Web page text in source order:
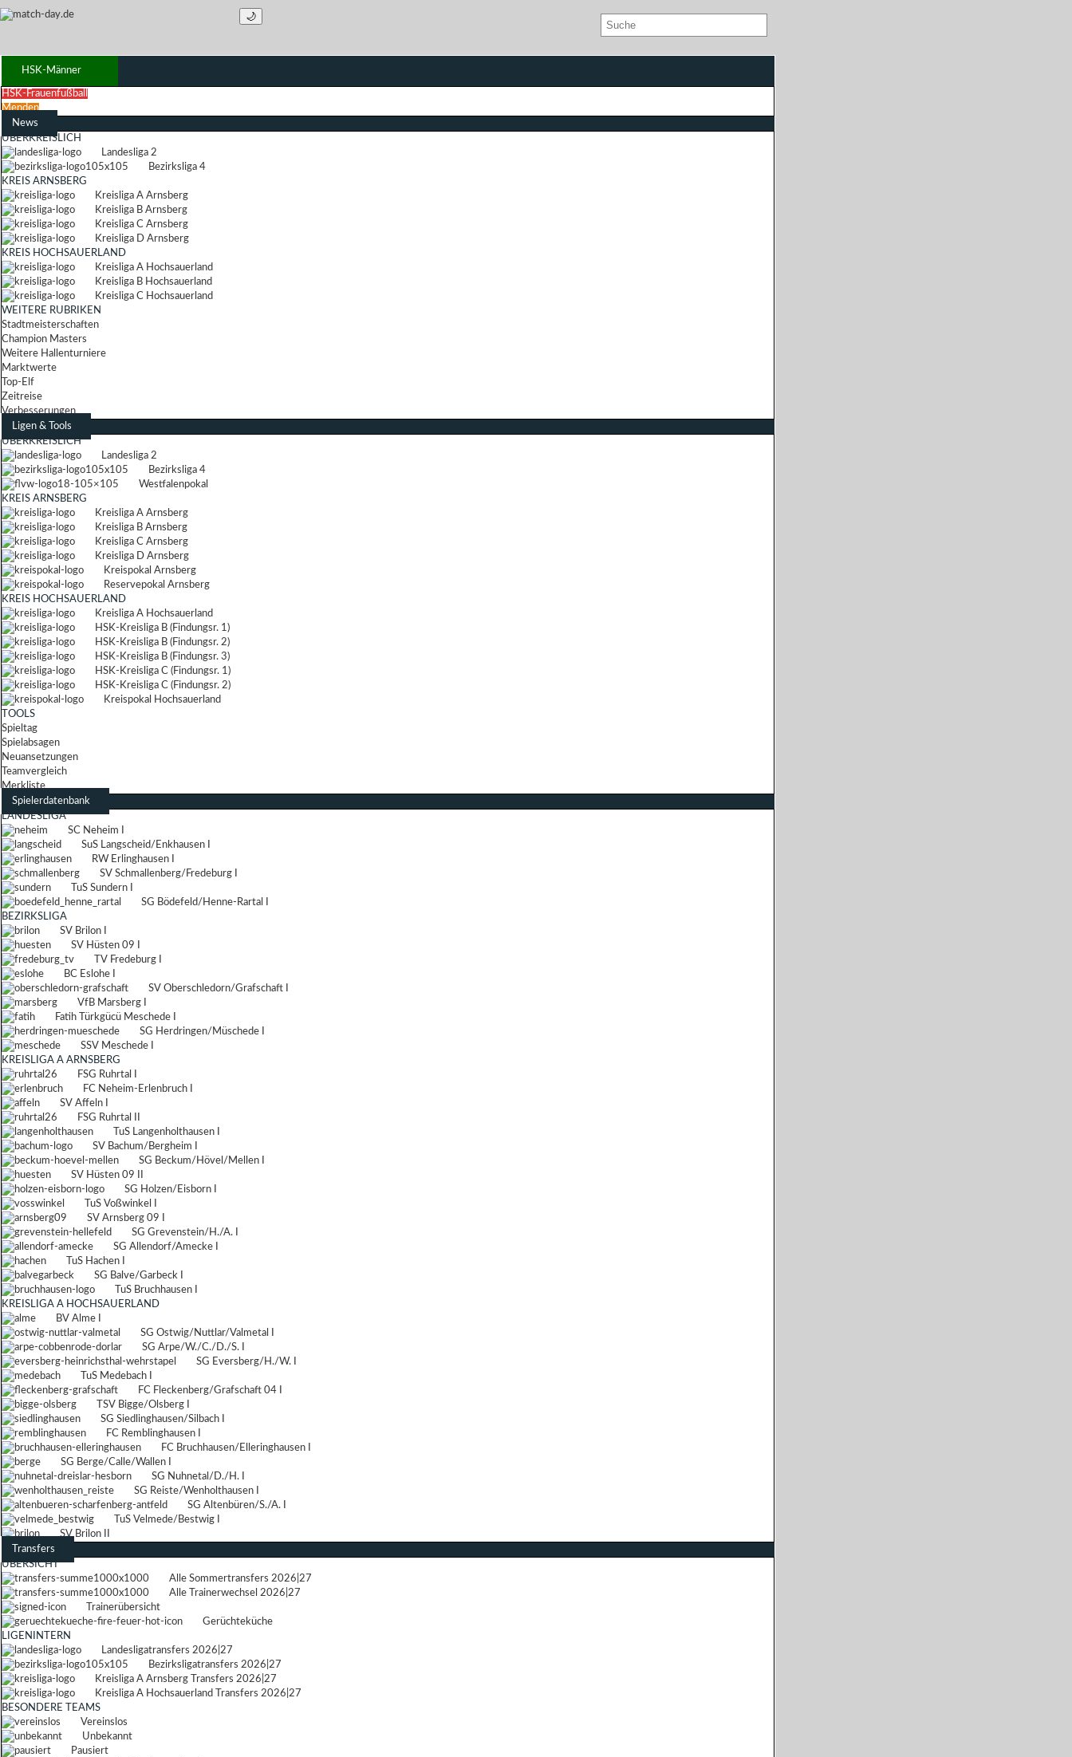
🌙
HSK-Männer
HSK-Frauenfußball
Menden
News
ÜBERKREISLICH
Landesliga 2
Bezirksliga 4
KREIS ARNSBERG
Kreisliga A Arnsberg
Kreisliga B Arnsberg
Kreisliga C Arnsberg
Kreisliga D Arnsberg
KREIS HOCHSAUERLAND
Kreisliga A Hochsauerland
Kreisliga B Hochsauerland
Kreisliga C Hochsauerland
WEITERE RUBRIKEN
Stadtmeisterschaften
Champion Masters
Weitere Hallenturniere
Marktwerte
Top-Elf
Zeitreise
Verbesserungen
Ligen & Tools
ÜBERKREISLICH
Landesliga 2
Bezirksliga 4
Westfalenpokal
KREIS ARNSBERG
Kreisliga A Arnsberg
Kreisliga B Arnsberg
Kreisliga C Arnsberg
Kreisliga D Arnsberg
Kreispokal Arnsberg
Reservepokal Arnsberg
KREIS HOCHSAUERLAND
Kreisliga A Hochsauerland
HSK-Kreisliga B (Findungsr. 1)
HSK-Kreisliga B (Findungsr. 2)
HSK-Kreisliga B (Findungsr. 3)
HSK-Kreisliga C (Findungsr. 1)
HSK-Kreisliga C (Findungsr. 2)
Kreispokal Hochsauerland
TOOLS
Spieltag
Spielabsagen
Neuansetzungen
Teamvergleich
Merkliste
Spielerdatenbank
LANDESLIGA
SC Neheim I
SuS Langscheid/Enkhausen I
RW Erlinghausen I
SV Schmallenberg/Fredeburg I
TuS Sundern I
SG Bödefeld/Henne-Rartal I
BEZIRKSLIGA
SV Brilon I
SV Hüsten 09 I
TV Fredeburg I
BC Eslohe I
SV Oberschledorn/Grafschaft I
VfB Marsberg I
Fatih Türkgücü Meschede I
SG Herdringen/Müschede I
SSV Meschede I
KREISLIGA A ARNSBERG
FSG Ruhrtal I
FC Neheim-Erlenbruch I
SV Affeln I
FSG Ruhrtal II
TuS Langenholthausen I
SV Bachum/Bergheim I
SG Beckum/Hövel/Mellen I
SV Hüsten 09 II
SG Holzen/Eisborn I
TuS Voßwinkel I
SV Arnsberg 09 I
SG Grevenstein/H./A. I
SG Allendorf/Amecke I
TuS Hachen I
SG Balve/Garbeck I
TuS Bruchhausen I
KREISLIGA A HOCHSAUERLAND
BV Alme I
SG Ostwig/Nuttlar/Valmetal I
SG Arpe/W./C./D./S. I
SG Eversberg/H./W. I
TuS Medebach I
FC Fleckenberg/Grafschaft 04 I
TSV Bigge/Olsberg I
SG Siedlinghausen/Silbach I
FC Remblinghausen I
FC Bruchhausen/Elleringhausen I
SG Berge/Calle/Wallen I
SG Nuhnetal/D./H. I
SG Reiste/Wenholthausen I
SG Altenbüren/S./A. I
TuS Velmede/Bestwig I
SV Brilon II
Transfers
ÜBERSICHT
Alle Sommertransfers 2026|27
Alle Trainerwechsel 2026|27
Trainerübersicht
Gerüchteküche
LIGENINTERN
Landesligatransfers 2026|27
Bezirksligatransfers 2026|27
Kreisliga A Arnsberg Transfers 2026|27
Kreisliga A Hochsauerland Transfers 2026|27
BESONDERE TEAMS
Vereinslos
Unbekannt
Pausiert